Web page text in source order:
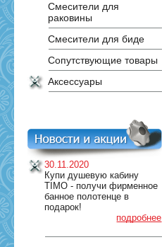
Смесители для
раковины
Смесители для биде
Сопутствующие товары
Аксессуары
30.11.2020
Купи душевую кабину
TIMO - получи фирменное
банное полотенце в
подарок!
подробнее